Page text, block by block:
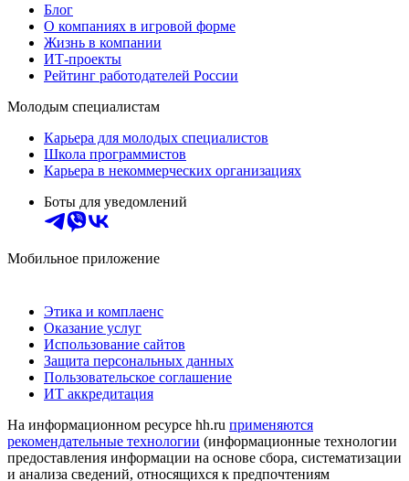
Блог
О компаниях в игровой форме
Жизнь в компании
ИТ-проекты
Рейтинг работодателей России
Молодым специалистам
Карьера для молодых специалистов
Школа программистов
Карьера в некоммерческих организациях
Боты для уведомлений
Мобильное приложение
Этика и комплаенс
Оказание услуг
Использование сайтов
Защита персональных данных
Пользовательское соглашение
ИТ аккредитация
На информационном ресурсе hh.ru применяются
рекомендательные технологии (информационные технологии
предоставления информации на основе сбора, систематизации
и анализа сведений, относящихся к предпочтениям